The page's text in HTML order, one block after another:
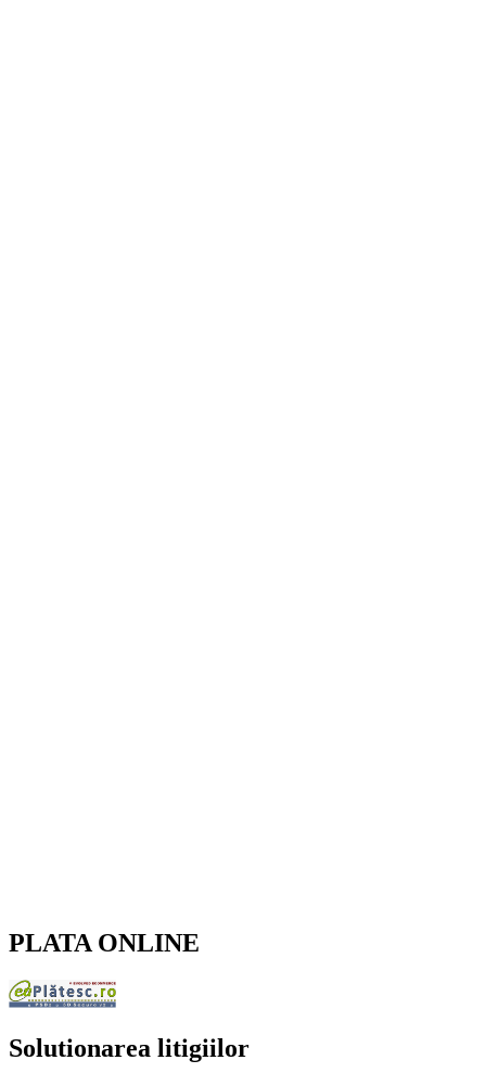
PLATA ONLINE
Solutionarea litigiilor